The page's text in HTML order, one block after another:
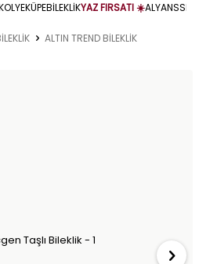
KÜPEBİLEKLİKYAZ FIRSATI ☀️ALYANS
ALTIN TREND BİLEKLİK